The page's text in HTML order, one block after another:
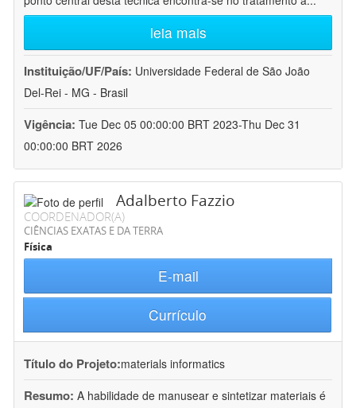
leia mais
Instituição/UF/País: Universidade Federal de São João
Del-Rei - MG - Brasil
Vigência: Tue Dec 05 00:00:00 BRT 2023-Thu Dec 31
00:00:00 BRT 2026
Adalberto Fazzio
COORDENADOR(A)
CIÊNCIAS EXATAS E DA TERRA
Física
E-mail
Currículo
Título do Projeto:materials informatics
Resumo: A habilidade de manusear e sintetizar materiais é